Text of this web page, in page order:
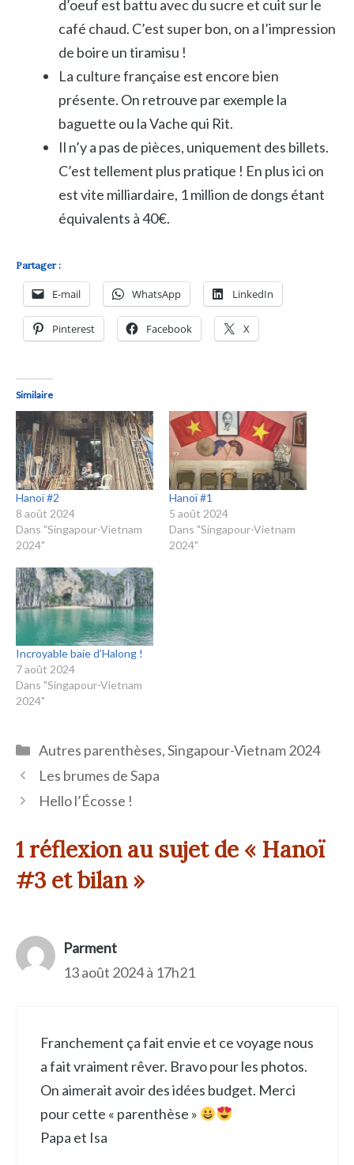
d’oeuf est battu avec du sucre et cuit sur le
café chaud. C’est super bon, on a l’impression
de boire un tiramisu !
La culture française est encore bien
présente. On retrouve par exemple la
baguette ou la Vache qui Rit.
Il n’y a pas de pièces, uniquement des billets.
C’est tellement plus pratique ! En plus ici on
est vite milliardaire, 1 million de dongs étant
équivalents à 40€.
Partager :
E-mail WhatsApp LinkedIn
Pinterest Facebook X
Similaire
Hanoï #2
8 août 2024
Dans "Singapour-Vietnam
2024"
Hanoï #1
5 août 2024
Dans "Singapour-Vietnam
2024"
Incroyable baie d’Halong !
7 août 2024
Dans "Singapour-Vietnam
2024"
Catégories
Autres parenthèses,Singapour-Vietnam 2024
Les brumes de Sapa
Hello l’Écosse !
1 réflexion au sujet de « Hanoï
#3 et bilan »
Parment
13 août 2024 à 17h21
Franchement ça fait envie et ce voyage nous
a fait vraiment rêver. Bravo pour les photos.
On aimerait avoir des idées budget. Merci
pour cette « parenthèse »
Papa et Isa